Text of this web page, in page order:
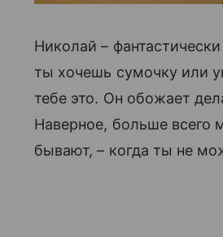
Николай –
ты хочешь сумочку или
тебе это. Он обожает
Наверное, больше всего
бывают, – когда ты не